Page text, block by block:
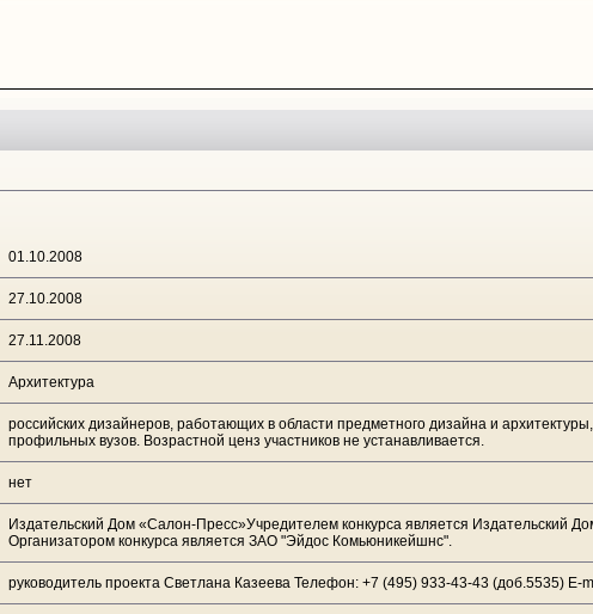
01.10.2008
27.10.2008
27.11.2008
Архитектура
российских дизайнеров, работающих в области предметного дизайна и
профильных вузов. Возрастной ценз участников не устанавливается.
нет
Издательский Дом «Салон-Пресс»Учредителем конкурса является Издательский
Организатором конкурса является ЗАО "Эйдос Комьюникейшнс".
руководитель проекта Светлана Казеева Телефон: +7 (495) 933-43-43 (доб.5535) E-